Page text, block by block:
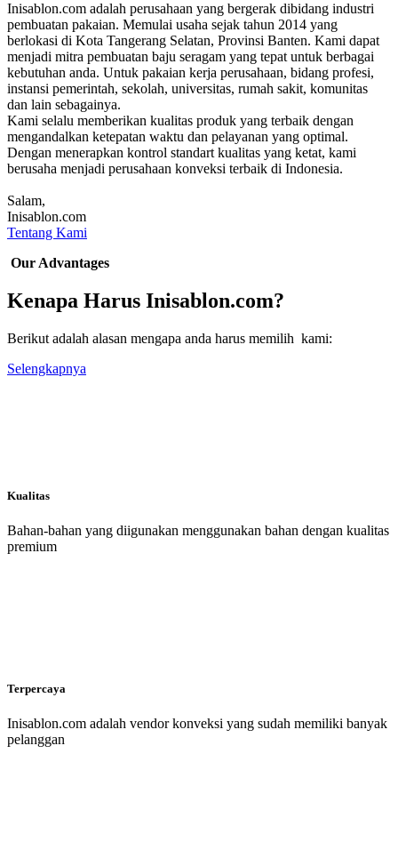
Inisablon.com adalah perusahaan yang bergerak dibidang industri
pembuatan pakaian. Memulai usaha sejak tahun 2014 yang
berlokasi di Kota Tangerang Selatan, Provinsi Banten. Kami dapat
menjadi mitra pembuatan baju seragam yang tepat untuk berbagai
kebutuhan anda. Untuk pakaian kerja perusahaan, bidang profesi,
instansi pemerintah, sekolah, universitas, rumah sakit, komunitas
dan lain sebagainya.
Kami selalu memberikan kualitas produk yang terbaik dengan
mengandalkan ketepatan waktu dan pelayanan yang optimal.
Dengan menerapkan kontrol standart kualitas yang ketat, kami
berusaha menjadi perusahaan konveksi terbaik di Indonesia.
Salam,
Inisablon.com
Tentang Kami
Our Advantages
Kenapa Harus Inisablon.com?
Berikut adalah alasan mengapa anda harus memilih kami:
Selengkapnya
Kualitas
Bahan-bahan yang diigunakan menggunakan bahan dengan kualitas
premium
Terpercaya
Inisablon.com adalah vendor konveksi yang sudah memiliki banyak
pelanggan